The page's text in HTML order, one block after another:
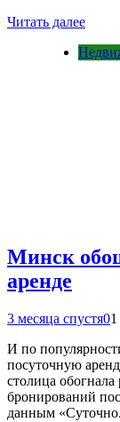
Читать далее
Минск
аренде
3 месяца спустя0
И по
посуточную
столица
бронирований
данным